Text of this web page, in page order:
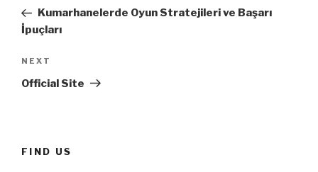
PostKumarhanelerde Oyun Stratejileri ve Başarı
İpuçları
Next
Post
NEXT
Official Site
FIND US